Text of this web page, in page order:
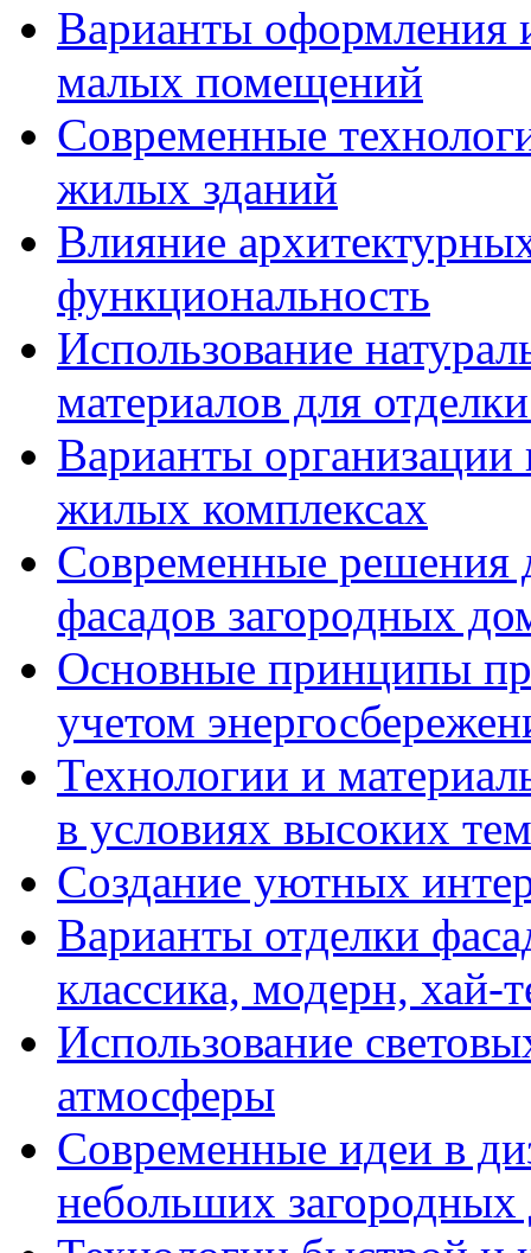
Варианты оформления
малых помещений
Современные
жилых зданий
Влияние
функциональность
Использование
материалов для
Варианты организации
жилых комплексах
Современные решения
фасадов загородных
Основные принципы
учетом
Технологии и
в условиях высоких
Создание уютных
Варианты отделки
классика, модерн, хай-
Использование
атмосферы
Современные идеи в
небольших